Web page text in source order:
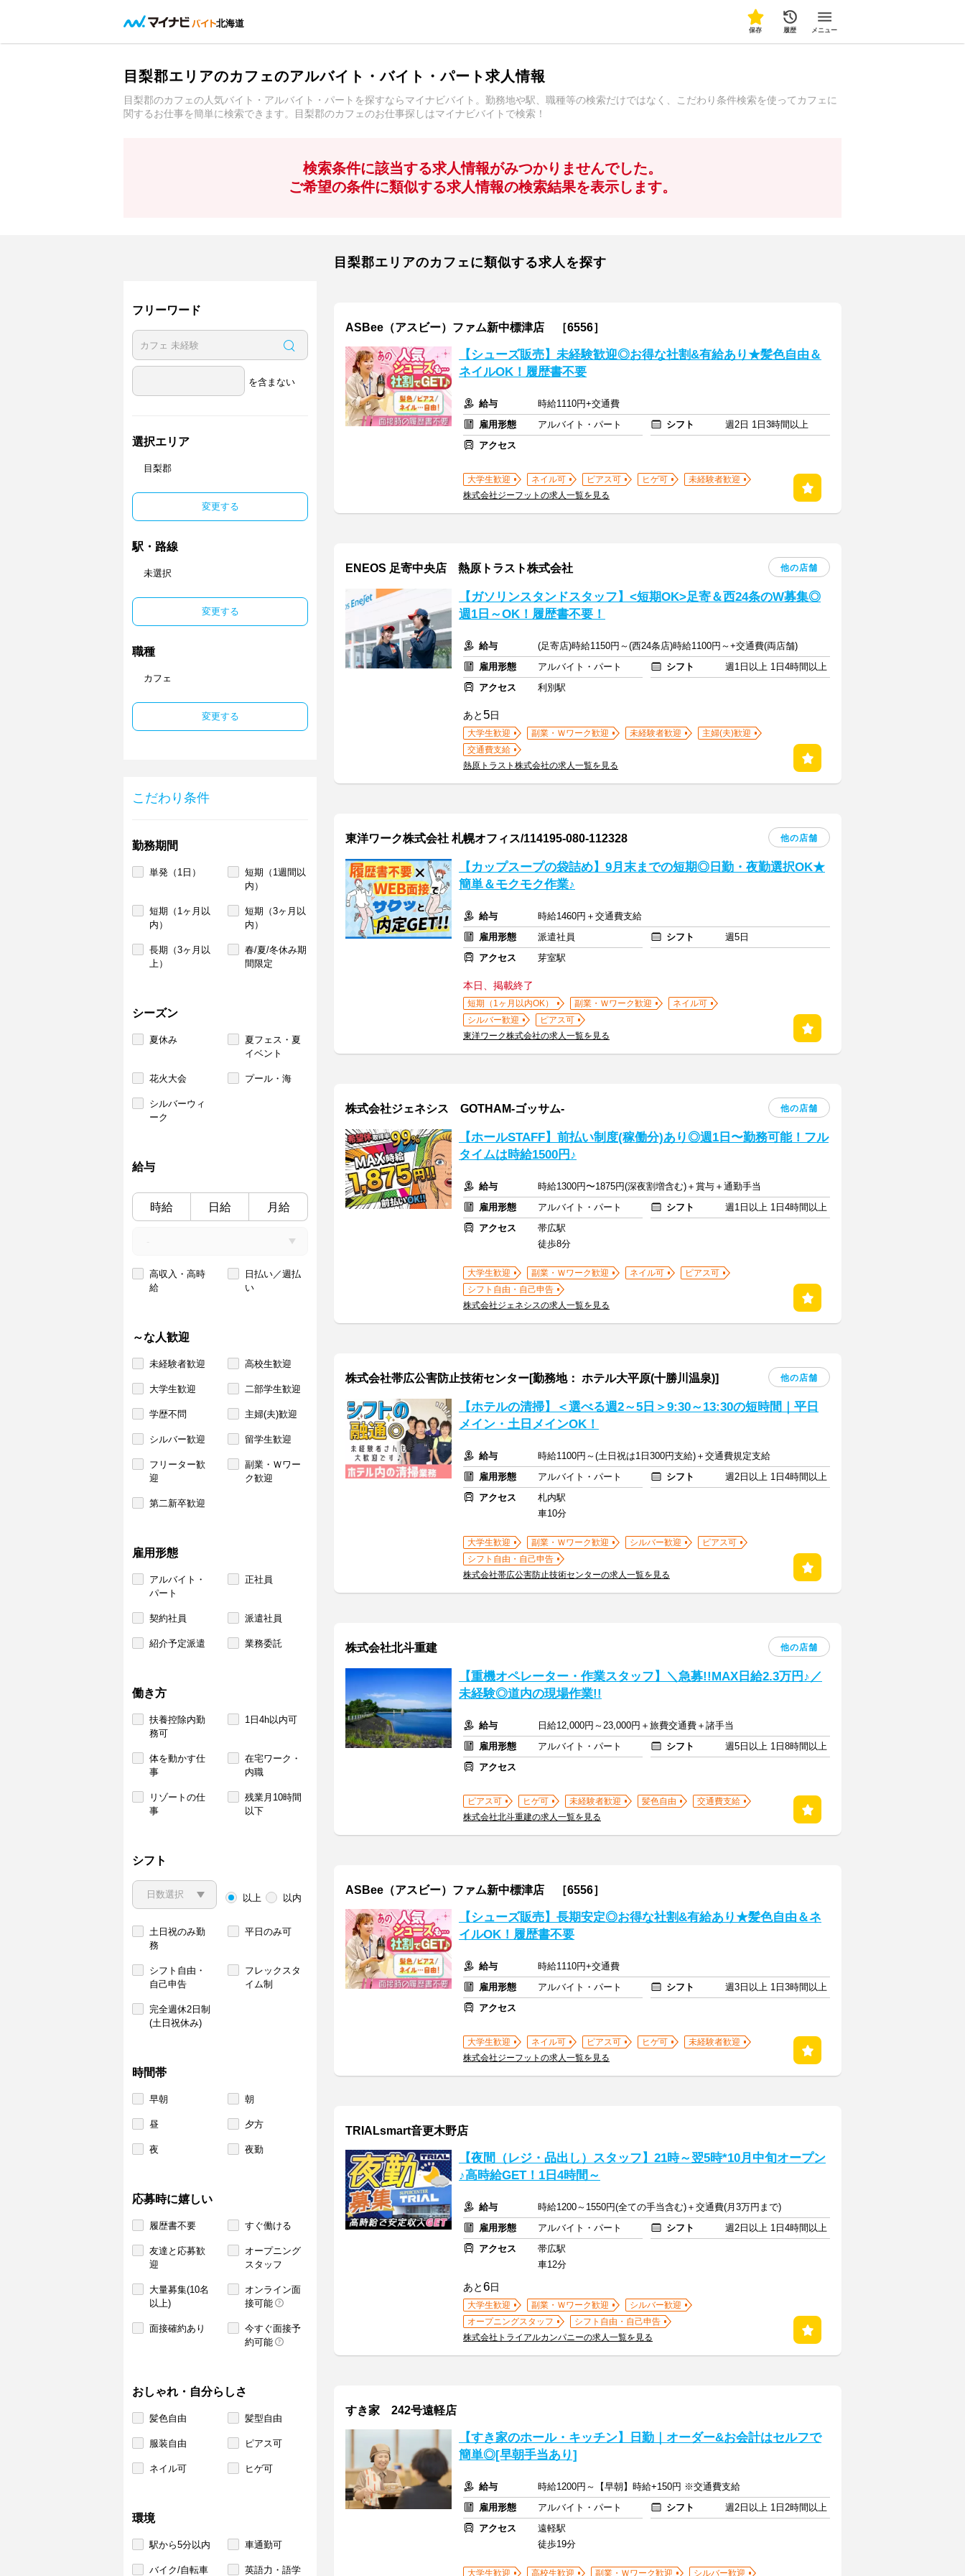
北海道
保存 履歴 メニュー
目梨郡エリアのカフェのアルバイト・バイト・パート求人情報
目梨郡のカフェの人気バイト・アルバイト・パートを探すならマイナビバイト。勤務地や駅、職種等の検索だけではなく、こだわり条件検索を使ってカフェに
関するお仕事を簡単に検索できます。目梨郡のカフェのお仕事探しはマイナビバイトで検索！
検索条件に該当する求人情報がみつかりませんでした。
ご希望の条件に類似する求人情報の検索結果を表示します。
フリーワード
を含まない
選択エリア
目梨郡
変更する
駅・路線
未選択
変更する
職種
カフェ
変更する
こだわり条件
勤務期間
単発（1日）
短期（1週間以
内）
短期（1ヶ月以
内）
短期（3ヶ月以
内）
長期（3ヶ月以
上）
春/夏/冬休み期
間限定
シーズン
夏休み
夏フェス・夏
イベント
花火大会 プール・海
シルバーウィ
ーク
給与
時給 日給 月給
高収入・高時
給
日払い／週払
い
～な人歓迎
未経験者歓迎 高校生歓迎
大学生歓迎 二部学生歓迎
学歴不問 主婦(夫)歓迎
シルバー歓迎 留学生歓迎
フリーター歓
迎
副業・Ｗワー
ク歓迎
第二新卒歓迎
雇用形態
アルバイト・
パート
正社員
契約社員 派遣社員
紹介予定派遣 業務委託
働き方
扶養控除内勤
務可
1日4h以内可
体を動かす仕
事
在宅ワーク・
内職
リゾートの仕
事
残業月10時間
以下
シフト
以上 以内
土日祝のみ勤
務
平日のみ可
シフト自由・
自己申告
フレックスタ
イム制
完全週休2日制
(土日祝休み)
時間帯
早朝 朝
昼 夕方
夜 夜勤
応募時に嬉しい
履歴書不要 すぐ働ける
友達と応募歓
迎
オープニング
スタッフ
大量募集(10名
以上)
オンライン面
接可能
面接確約あり
今すぐ面接予
約可能
おしゃれ・自分らしさ
髪色自由 髪型自由
服装自由 ピアス可
ネイル可 ヒゲ可
環境
駅から5分以内 車通勤可
バイク/自転車 英語力・語学
目梨郡エリアのカフェに類似する求人を探す
ASBee（アスビー）ファム新中標津店 ［6556］
【シューズ販売】未経験歓迎◎お得な社割&有給あり★髪色自由＆
ネイルOK！履歴書不要
給与
時給1110円+交通費
雇用形態
アルバイト・パート シフト
週2日 1日3時間以上
アクセス
大学生歓迎 ネイル可 ピアス可 ヒゲ可
未経験者歓迎
株式会社ジーフットの求人一覧を見る
ENEOS 足寄中央店 熱原トラスト株式会社 他の店舗
【ガソリンスタンドスタッフ】<短期OK>足寄＆西24条のW募集◎
週1日～OK！履歴書不要！
給与
(足寄店)時給1150円～(西24条店)時給1100円～+交通費(両店舗)
雇用形態
アルバイト・パート シフト
週1日以上 1日4時間以上
アクセス
利別駅
あと 5日
大学生歓迎 副業・Ｗワーク歓迎 未経験者歓迎
主婦(夫)歓迎
交通費支給
熱原トラスト株式会社の求人一覧を見る
東洋ワーク株式会社 札幌オフィス/114195-080-112328 他の店舗
【カップスープの袋詰め】9月末までの短期◎日勤・夜勤選択OK★
簡単＆モクモク作業♪
給与
時給1460円＋交通費支給
雇用形態
派遣社員 シフト
週5日
アクセス
芽室駅
本日、掲載終了
短期（1ヶ月以内OK） 副業・Ｗワーク歓迎
ネイル可
シルバー歓迎
ピアス可
東洋ワーク株式会社の求人一覧を見る
株式会社ジェネシス GOTHAM-ゴッサム- 他の店舗
【ホールSTAFF】前払い制度(稼働分)あり◎週1日〜勤務可能！フル
タイムは時給1500円♪
給与
時給1300円〜1875円(深夜割増含む)＋賞与＋通勤手当
雇用形態
アルバイト・パート シフト
週1日以上 1日4時間以上
アクセス
帯広駅
徒歩8分
大学生歓迎 副業・Ｗワーク歓迎 ネイル可
ピアス可
シフト自由・自己申告
株式会社ジェネシスの求人一覧を見る
株式会社帯広公害防止技術センター[勤務地： ホテル大平原(十勝川温泉)] 他の店舗
【ホテルの清掃】＜選べる週2～5日＞9:30～13:30の短時間｜平日
メイン・土日メインOK！
給与
時給1100円～(土日祝は1日300円支給)＋交通費規定支給
雇用形態
アルバイト・パート シフト
週2日以上 1日4時間以上
アクセス
札内駅
車10分
大学生歓迎 副業・Ｗワーク歓迎 シルバー歓迎
ピアス可
シフト自由・自己申告
株式会社帯広公害防止技術センターの求人一覧を見る
株式会社北斗重建 他の店舗
【重機オペレーター・作業スタッフ】＼急募!!MAX日給2.3万円♪／
未経験◎道内の現場作業!!
給与
日給12,000円～23,000円＋旅費交通費＋諸手当
雇用形態
アルバイト・パート シフト
週5日以上 1日8時間以上
アクセス
ピアス可 ヒゲ可 未経験者歓迎 髪色自由
交通費支給
株式会社北斗重建の求人一覧を見る
ASBee（アスビー）ファム新中標津店 ［6556］
【シューズ販売】長期安定◎お得な社割&有給あり★髪色自由＆ネ
イルOK！履歴書不要
給与
時給1110円+交通費
雇用形態
アルバイト・パート シフト
週3日以上 1日3時間以上
アクセス
大学生歓迎 ネイル可 ピアス可 ヒゲ可
未経験者歓迎
株式会社ジーフットの求人一覧を見る
TRIALsmart音更木野店
【夜間（レジ・品出し）スタッフ】21時～翌5時*10月中旬オープン
♪高時給GET！1日4時間～
給与
時給1200～1550円(全ての手当含む)＋交通費(月3万円まで)
雇用形態
アルバイト・パート シフト
週2日以上 1日4時間以上
アクセス
帯広駅
車12分
あと6日
大学生歓迎 副業・Ｗワーク歓迎
シルバー歓迎
オープニングスタッフ
シフト自由・自己申告
株式会社トライアルカンパニーの求人一覧を見る
すき家 242号遠軽店
【すき家のホール・キッチン】日勤｜オーダー&お会計はセルフで
簡単◎[早朝手当あり]
給与
時給1200円～【早朝】時給+150円 ※交通費支給
雇用形態
アルバイト・パート シフト
週2日以上 1日2時間以上
アクセス
遠軽駅
徒歩19分
大学生歓迎 高校生歓迎 副業・Ｗワーク歓迎 シルバー歓迎